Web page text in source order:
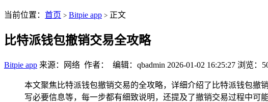
当前位置： 首页 > Bitpie app > 正文
比特派钱包撤销交易全攻略
Bitpie app 来源：网络 作者： 编辑：qbadmin 2026-01-02 16:25:27 浏览：
本文聚焦比特派钱包撤销交易的全攻略，详细介绍了比特派钱包撤
写必要信息等，每一步都有细致说明，还提及了撤销交易过程中